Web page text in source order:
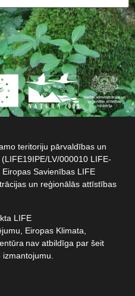
teritoriju pārvaldības un
LV/000010 LIFE-
Savienības LIFE
un reģionālās attīstības
LIFE
Eiropas Klimata,
nav atbildīga par šeit